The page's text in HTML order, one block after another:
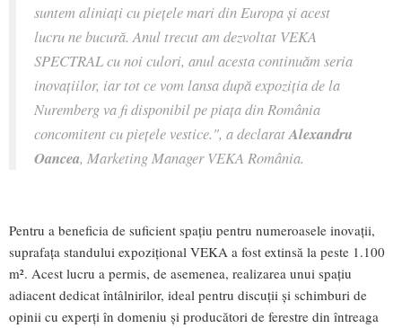
suntem aliniați cu piețele mari din Europa și acest
lucru ne bucură. Anul trecut am dezvoltat VEKA
SPECTRAL cu noi culori, anul acesta continuăm seria
inovațiilor, iar tot ce vom lansa după expoziția de la
Nuremberg va fi disponibil pe piața din România
concomitent cu piețele vestice.", a declaratAlexandru
Oancea, Marketing Manager VEKA România.
Pentru a beneficia de suficient spațiu pentru numeroasele inovații,
suprafața standului expozițional VEKA a fost extinsă la peste 1.100
m². Acest lucru a permis, de asemenea, realizarea unui spațiu
adiacent dedicat întâlnirilor, ideal pentru discuții și schimburi de
opinii cu experți în domeniu și producători de ferestre din întreaga